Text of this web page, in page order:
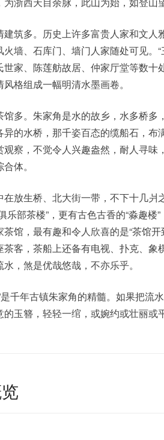
筑多。历史上许多富贵人家和文人
墙、石库门、墙门人家随处可见。“
家、陈莲舫故居、仲家厅堂等数十
格组成一幅明清水墨画卷。
多。朱家角是水的故乡，水多桥多
的水桥，那千姿百态的缆船石，布
察，不觉令人兴趣盎然，耐人寻味
体。
放生桥、北大街一带，不下十几爿
乐部茶楼”，更有古色古香的“淼趣
馆，最有趣和令人欣喜的是“茶馆开
客，茶船上还备有电视、扑克、象
，煞是优哉悠哉，不亦乐乎。
千年古镇朱家角的精髓。如果把流
的玉簪，轻轻一绾，或婉约或壮丽